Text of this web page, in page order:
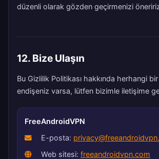
düzenli olarak gözden geçirmenizi
12. Bize Ulaşın
Bu Gizlilik Politikası hakkında herhangi
endişeniz varsa, lütfen bizimle iletişime
FreeAndroidVPN
E-posta:
Web sitesi: freeandroidvpn.com